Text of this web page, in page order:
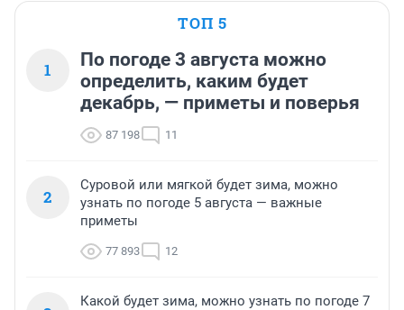
ТОП 5
1
По погоде 3 августа можно
определить, каким будет
декабрь, — приметы и поверья
87 198 11
2
Суровой или мягкой будет зима, можно
узнать по погоде 5 августа — важные
приметы
77 893 12
Какой будет зима, можно узнать по погоде 7